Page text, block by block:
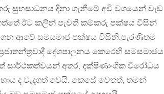
සුභසාධනය දිනා ගැනීමේ අවි වශයෙන් වැඩ
ඊට කලින් පැවති කම්කරු පක්ෂය විසින්
ආවේ සමසමාජ පක්ෂය විසිනි.පැරණිතම
දේශපාලනය කෙරෙහි සමසමාජය
සාර්ථකත්වයන් අතර, දක්ෂිණාංශික විරෝධය
ද වැදගත් වෙයි. කෙසේ වෙතත්, තමන්